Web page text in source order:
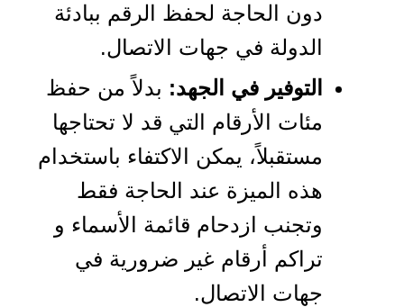
دون الحاجة لحفظ الرقم ببادئة
الدولة في جهات الاتصال.
التوفير في الجهد: بدلاً من حفظ
مئات الأرقام التي قد لا تحتاجها
مستقبلاً، يمكن الاكتفاء باستخدام
هذه الميزة عند الحاجة فقط
وتجنب ازدحام قائمة الأسماء و
تراكم أرقام غير ضرورية في
جهات الاتصال.